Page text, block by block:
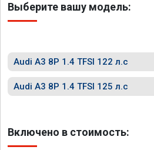
Выберите вашу модель:
Audi A3 8P 1.4 TFSI 122 л.с
Audi A3 8P 1.4 TFSI 125 л.с
Включено в стоимость: